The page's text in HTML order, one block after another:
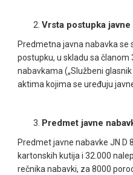
Vrsta postupka javne
Predmetna javna nabavka se
postupku, u skladu sa članom
nabavkama („Službeni
aktima kojima se uređuju
Predmet javne
Predmet javne nabavke JN D
kartonskih kutija i 32.000
rečnika nabavki, za 8000